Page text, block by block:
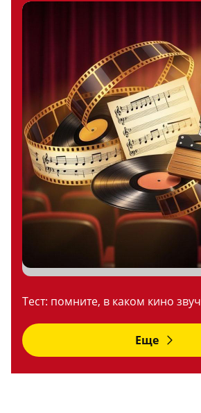
Тест: помните, в каком кино
Еще